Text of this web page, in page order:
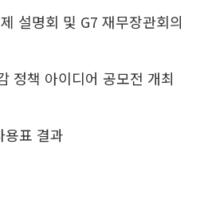
설명회 및 G7 재무장관회의
정책 아이디어 공모전 개최
표 결과